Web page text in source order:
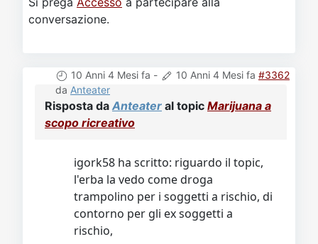
conversazione.
10 Anni 4 Mesi fa - 10 Anni 4 Mesi fa #3362
da Anteater
Risposta da Anteater al topic Marijuana a
scopo ricreativo
igork58 ha scritto: riguardo il topic,
l'erba la vedo come droga
trampolino per i soggetti a rischio, di
contorno per gli ex soggetti a
rischio,